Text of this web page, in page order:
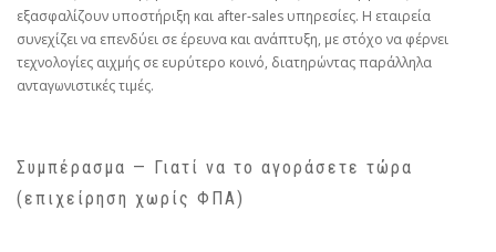
εξασφαλίζουν υποστήριξη και after‑sales υπηρεσίες. Η εταιρεία
συνεχίζει να επενδύει σε έρευνα και ανάπτυξη, με στόχο να φέρνει
τεχνολογίες αιχμής σε ευρύτερο κοινό, διατηρώντας παράλληλα
ανταγωνιστικές τιμές.
Συμπέρασμα — Γιατί να το αγοράσετε τώρα
(επιχείρηση χωρίς ΦΠΑ)